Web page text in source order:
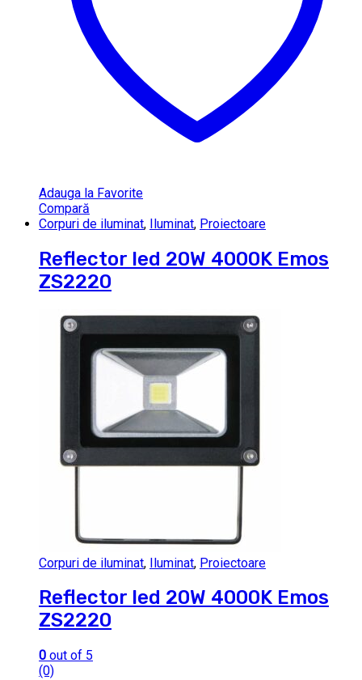
Adauga la Favorite
Compară
Corpuri de iluminat, Iluminat, Proiectoare
Reflector led 20W 4000K Emos
ZS2220
Corpuri de iluminat, Iluminat, Proiectoare
Reflector led 20W 4000K Emos
ZS2220
0 out of 5
(0)